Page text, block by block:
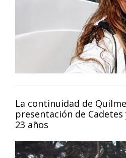
La continuidad de
presentación de
23 años